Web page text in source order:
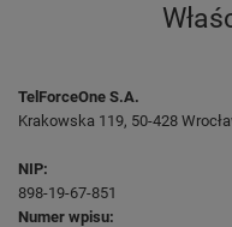
TelForceOne S.A.
Krakowska 119, 50-428
NIP:
898-19-67-851
Numer wpisu: